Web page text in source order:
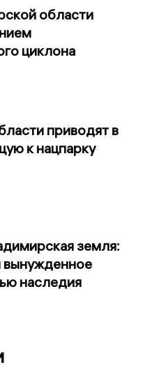
области
циклона
приводят в
к нацпарку
земля:
вынужденное
наследия